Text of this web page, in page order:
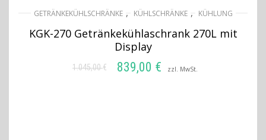
GETRÄNKEKÜHLSCHRÄNKE , KÜHLSCHRÄNKE , KÜHLUNG
KGK-270 Getränkekühlaschrank 270L mit
Display
1.045,00€
Ursprünglicher
839,00 €
Aktueller
zzl. MwSt.